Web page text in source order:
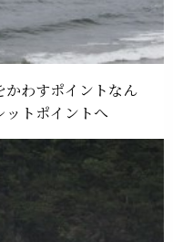
わすポイントなん
トポイントへ